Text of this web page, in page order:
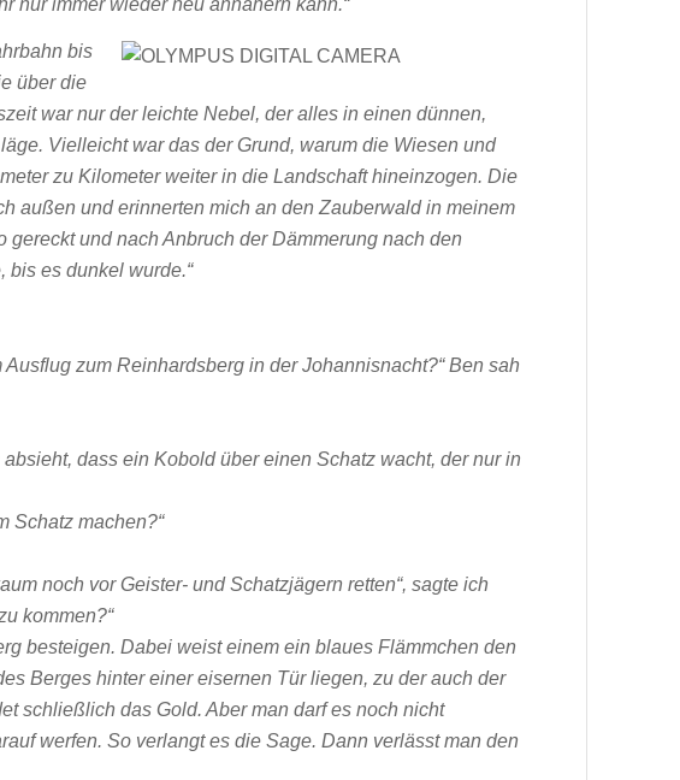
bis
über die
war nur der leichte Nebel, der alles in einen dünnen,
Vielleicht war das der Grund, warum die Wiesen und
zu Kilometer weiter in die Landschaft hineinzogen. Die
außen und erinnerten mich an den Zauberwald in meinem
und nach Anbruch der Dämmerung nach den
bis es dunkel wurde.“
zum Reinhardsberg in der Johannisnacht?“ Ben sah
dass ein Kobold über einen Schatz wacht, der nur in
Schatz machen?“
noch vor Geister- und Schatzjägern retten“, sagte ich
kommen?“
besteigen. Dabei weist einem ein blaues Flämmchen den
Berges hinter einer eisernen Tür liegen, zu der auch der
schließlich das Gold. Aber man darf es noch nicht
werfen. So verlangt es die Sage. Dann verlässt man den